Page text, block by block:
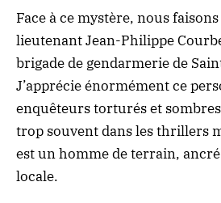
Face à ce mystère, nous
lieutenant Jean-Philippe
brigade de gendarmerie de
J’apprécie énormément ce
enquêteurs torturés et
trop souvent dans les thrillers
est un homme de terrain,
locale.